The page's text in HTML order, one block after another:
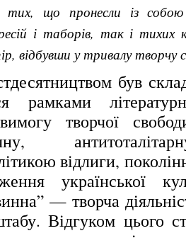
тих, що пронесли із
і таборів, так і тихих
відбувши у тривалу
був
рамками
творчої
відлиги,
української
— творча
Відгуком цього